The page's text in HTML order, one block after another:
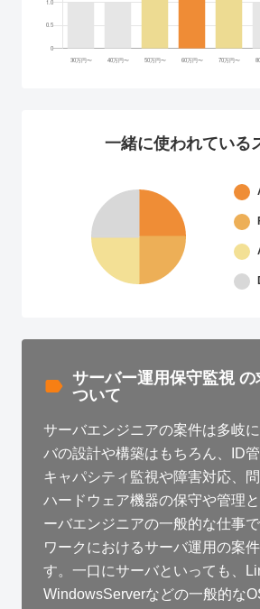
一緒に使われている
サーバー運用保守監視
ついて
サーバエンジニアの案件は多岐
バの設計や構築はもちろん、ID管
キャパシティ監視や障害対応、問
ハードウェア機器の保守や管理
ーバエンジニアの一般的な仕事
ワークにおけるサーバ運用の案
す。一口にサーバといっても、
WindowsServerなどの一般的な